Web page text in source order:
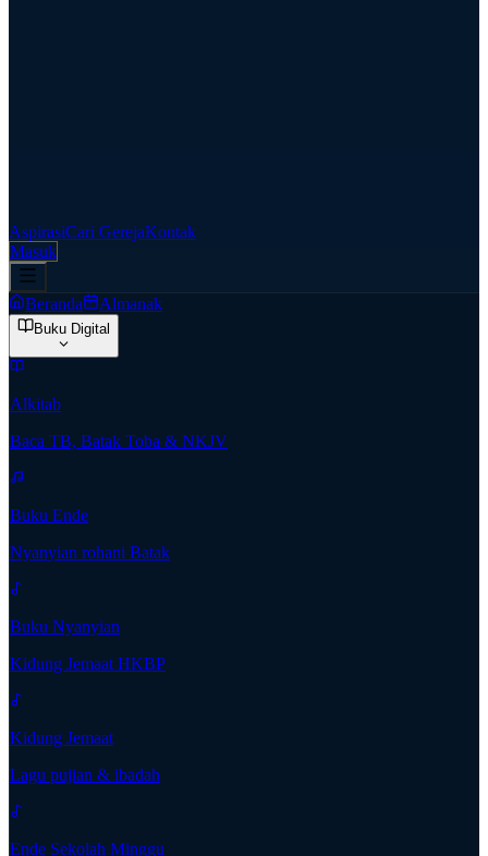
AspirasiCari GerejaKontak
Masuk
Beranda Almanak
Buku Digital
Alkitab
Baca TB, Batak Toba & NKJV
Buku Ende
Nyanyian rohani Batak
Buku Nyanyian
Kidung Jemaat HKBP
Kidung Jemaat
Lagu pujian & ibadah
Ende Sekolah Minggu